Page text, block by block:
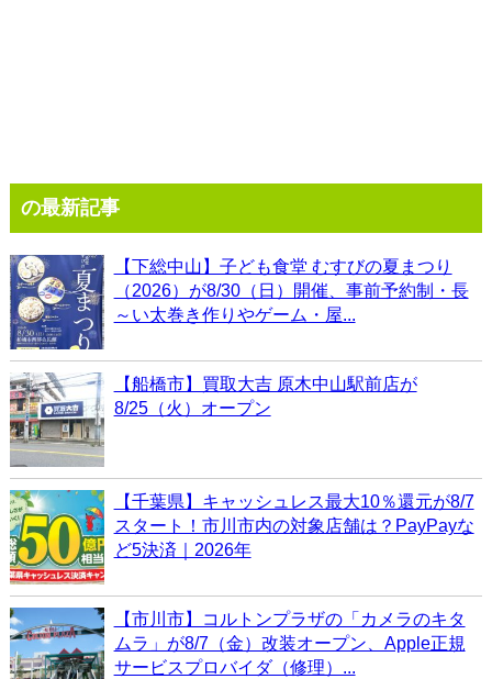
の最新記事
【下総中山】子ども食堂 むすびの夏まつり
（2026）が8/30（日）開催、事前予約制・長
～い太巻き作りやゲーム・屋...
【船橋市】買取大吉 原木中山駅前店が
8/25（火）オープン
【千葉県】キャッシュレス最大10％還元が8/7
スタート！市川市内の対象店舗は？PayPayな
ど5決済｜2026年
【市川市】コルトンプラザの「カメラのキタ
ムラ」が8/7（金）改装オープン、Apple正規
サービスプロバイダ（修理）...